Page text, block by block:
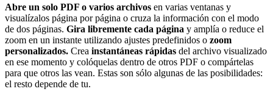
Abre un solo PDF o varios archivos en varias ventanas y
visualízalos página por página o cruza la información con el modo
de dos páginas. Gira libremente cada página y amplía o reduce el
zoom en un instante utilizando ajustes predefinidos o zoom
personalizados. Crea instantáneas rápidas del archivo visualizado
en ese momento y colóquelas dentro de otros PDF o compártelas
para que otros las vean. Estas son sólo algunas de las posibilidades:
el resto depende de tu.